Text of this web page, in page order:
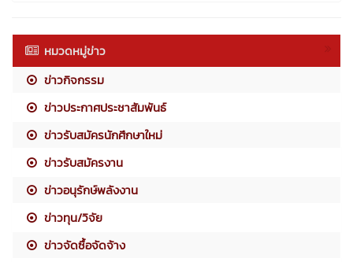
หมวดหมู่ข่าว
ข่าวกิจกรรม
ข่าวประกาศประชาสัมพันธ์
ข่าวรับสมัครนักศึกษาใหม่
ข่าวรับสมัครงาน
ข่าวอนุรักษ์พลังงาน
ข่าวทุน/วิจัย
ข่าวจัดซื้อจัดจ้าง